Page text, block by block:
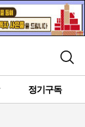
검색
정기구독